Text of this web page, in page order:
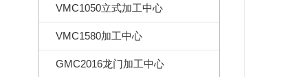
VMC1050立式加工中心
VMC1580加工中心
GMC2016龙门加工中心